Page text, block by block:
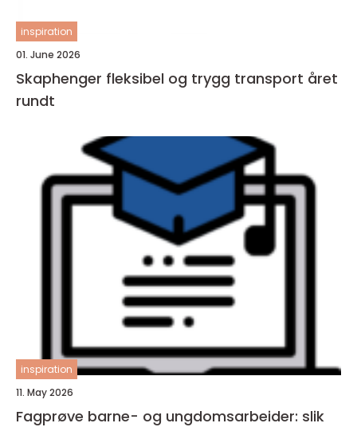
inspiration
01. June 2026
Skaphenger fleksibel og trygg transport året
rundt
inspiration
11. May 2026
Fagprøve barne- og ungdomsarbeider: slik